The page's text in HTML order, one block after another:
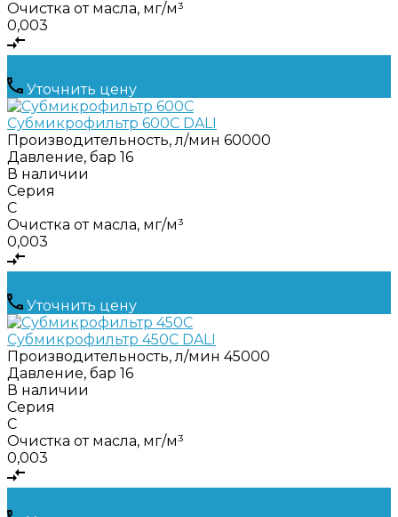
Очистка от масла, мг/м³
0,003
Уточнить цену
Субмикрофильтр 600C DALI
Производительность, л/мин 60000
Давление, бар 16
В наличии
Серия
C
Очистка от масла, мг/м³
0,003
Уточнить цену
Субмикрофильтр 450C DALI
Производительность, л/мин 45000
Давление, бар 16
В наличии
Серия
C
Очистка от масла, мг/м³
0,003